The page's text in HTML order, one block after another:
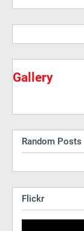
Gallery
Random Posts
Flickr